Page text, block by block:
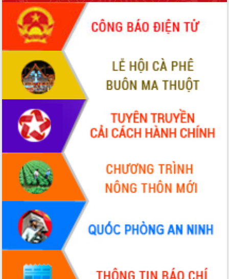
phiếu
Đắk Lắk sẵn sàng các điều kiện cho
Ngày hội bầu cử đại biểu Quốc hội
khóa XVI và HĐND các cấp nhiệm kỳ
2026-2031
Đảm bảo cuộc bầu cử đại biểu Quốc
hội và đại biểu HĐND các cấp diễn ra
an toàn, hiệu quả, đúng quy định
Thủ tướng Chính phủ Phạm Minh Chính
kiểm tra, chỉ đạo hoàn thành các dự
án cao tốc và thăm khu tái định cư tại
Đắk Lắk
Sôi nổi Hội đua ngựa truyền thống Gò
Thì Thùng mừng Xuân Bính Ngọ 2026
Lãnh đạo tỉnh dâng hương tưởng niệm
tại Đập Đồng Cam đầu Xuân Bính Ngọ
Ngành nông nghiệp phấn đấu tăng
trưởng đạt 5,86% trong năm 2026
UBND tỉnh Đắk Lắk triển khai công tác
quốc phòng, quân sự địa phương năm
2026
Đắk Lắk tập trung toàn lực khắc phục
tồn tại IUU, sẵn sàng làm việc với
Đoàn thanh tra EC
Chủ tịch UBND tỉnh Tạ Anh Tuấn thăm,